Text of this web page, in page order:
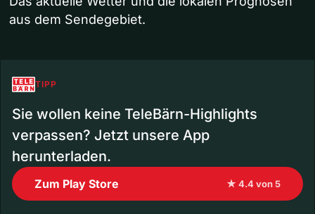
aus dem Sendegebiet.
TIPP
Sie wollen keine TeleBärn-Highlights
verpassen? Jetzt unsere App
herunterladen.
Zum Play Store ★ 4.4 von 5